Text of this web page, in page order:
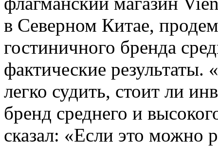
в Северном Китае,
гостиничного бренда
фактические
легко судить, стоит ли
бренд среднего и
сказал: «Если это можно